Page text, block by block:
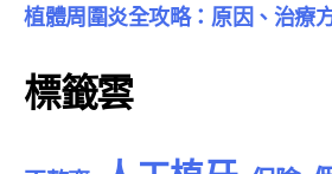
植體周圍炎全攻略：原因、治療
標籤雲